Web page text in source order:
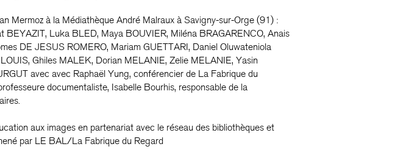
Mermoz à la Médiathèque André Malraux à Savigny-sur-Orge (91) :
Luka BLED, Maya BOUVIER, Miléna BRAGARENCO, Anais
DE JESUS ROMERO, Mariam GUETTARI, Daniel Oluwateniola
Ghiles MALEK, Dorian MELANIE, Zelie MELANIE, Yasin
avec avec Raphaël Yung, conférencier de La Fabrique du
documentaliste, Isabelle Bourhis, responsable de la
aux images en partenariat avec le réseau des bibliothèques et
par LE BAL/La Fabrique du Regard